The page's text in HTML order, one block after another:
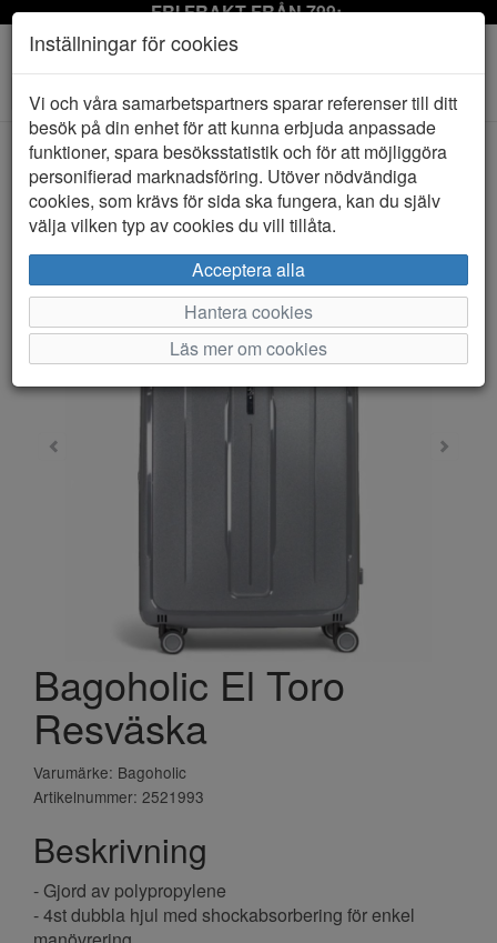
FRI FRAKT FRÅN 799:-
Toggle
navigation
HEM BAGOHOLIC
Bagoholic El Toro
Resväska
Varumärke: Bagoholic
Artikelnummer: 2521993
Beskrivning
- Gjord av polypropylene
- 4st dubbla hjul med shockabsorbering för enkel
Inställningar för cookies
Vi och våra samarbetspartners sparar referenser till ditt
besök på din enhet för att kunna erbjuda anpassade
funktioner, spara besöksstatistik och för att möjliggöra
personifierad marknadsföring. Utöver nödvändiga
cookies, som krävs för sida ska fungera, kan du själv
välja vilken typ av cookies du vill tillåta.
Acceptera alla
Hantera cookies
Läs mer om cookies